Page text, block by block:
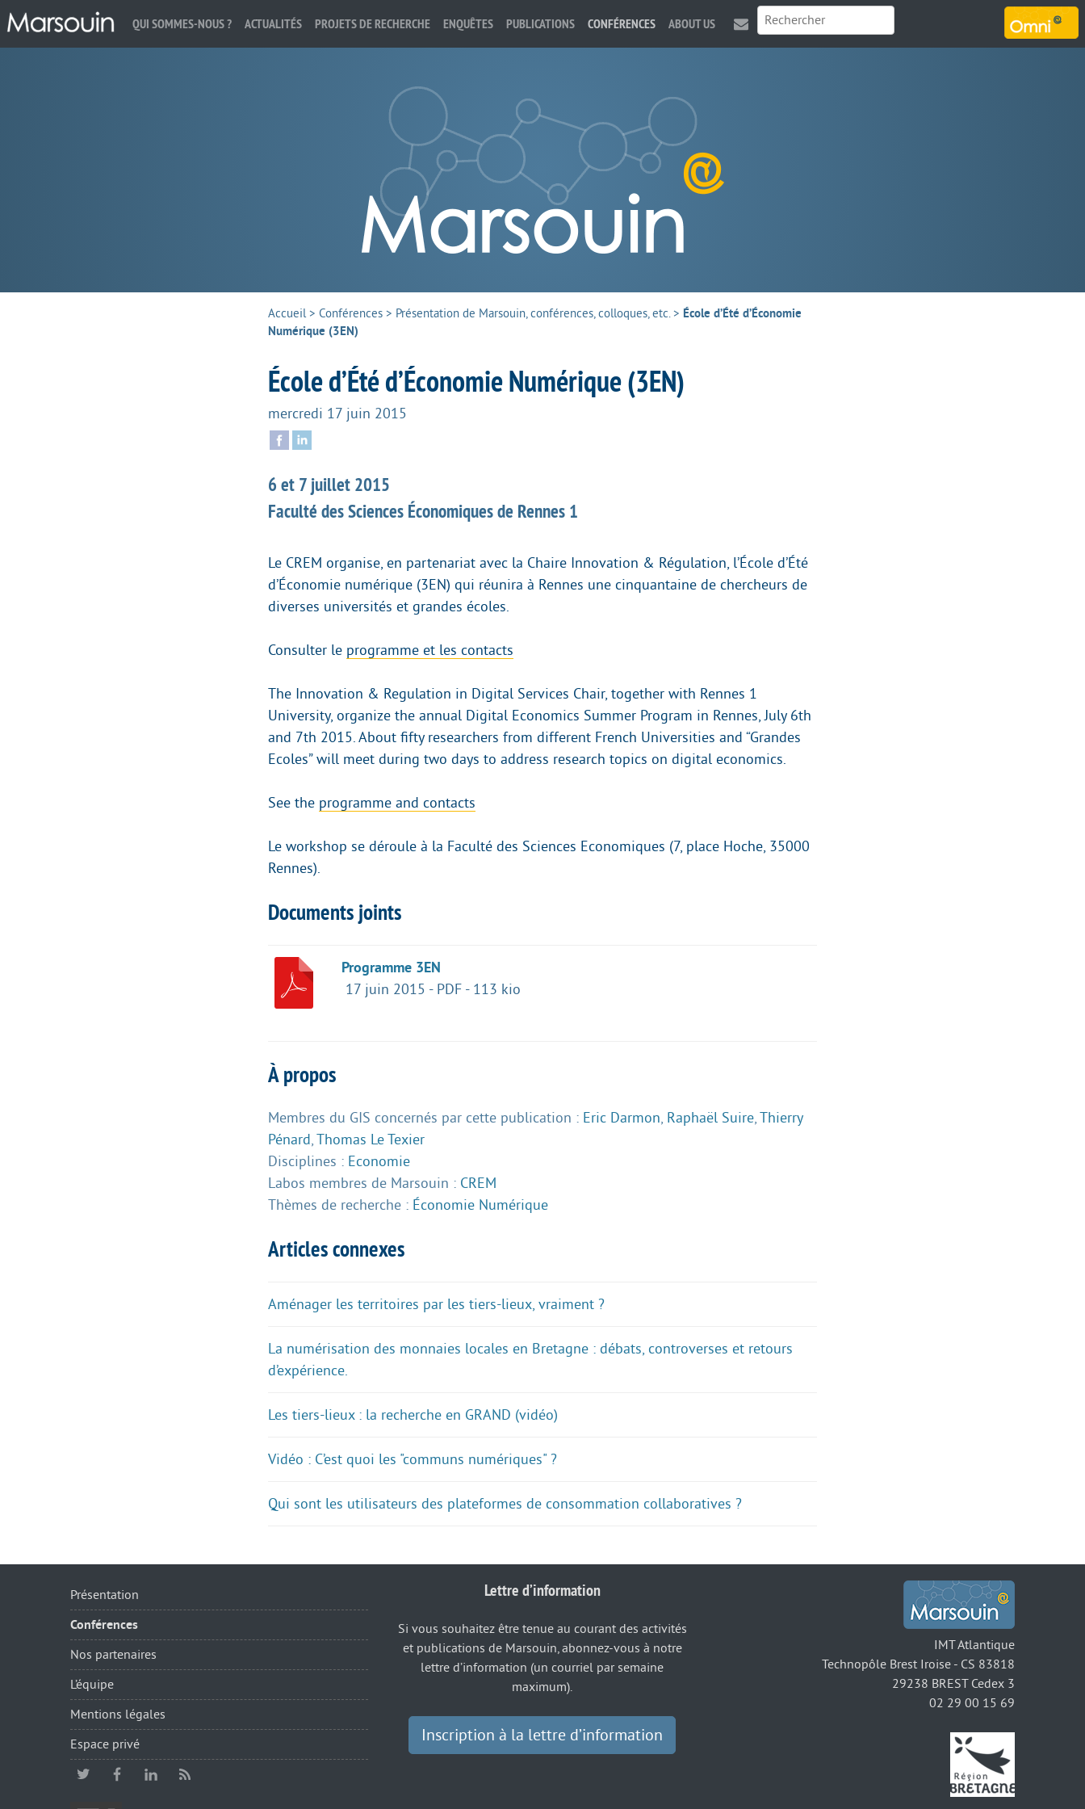
QUI SOMMES-NOUS ? ACTUALITÉS PROJETS DE RECHERCHE ENQUÊTES PUBLICATIONS CONFÉRENCES ABOUT US
Accueil> Conférences > Présentation de Marsouin, conférences, colloques, etc.> École d’Été d’Économie
Numérique (3EN)
École d’Été d’Économie Numérique (3EN)
mercredi 17 juin 2015
6 et 7 juillet 2015
Faculté des Sciences Économiques de Rennes 1
Le CREM organise, en partenariat avec la Chaire Innovation & Régulation, l’École d’Été
d’Économie numérique (3EN) qui réunira à Rennes une cinquantaine de chercheurs de
diverses universités et grandes écoles.
Consulter le programme et les contacts
The Innovation & Regulation in Digital Services Chair, together with Rennes 1
University, organize the annual Digital Economics Summer Program in Rennes, July 6th
and 7th 2015. About fifty researchers from different French Universities and “Grandes
Ecoles” will meet during two days to address research topics on digital economics.
See the programme and contacts
Le workshop se déroule à la Faculté des Sciences Economiques (7, place Hoche, 35000
Rennes).
Documents joints
Programme 3EN
17 juin 2015 - PDF - 113 kio
À propos
Membres du GIS concernés par cette publication : Eric Darmon, Raphaël Suire, Thierry
Pénard, Thomas Le Texier
Disciplines : Economie
Labos membres de Marsouin : CREM
Thèmes de recherche : Économie Numérique
Articles connexes
Aménager les territoires par les tiers-lieux, vraiment ?
La numérisation des monnaies locales en Bretagne : débats, controverses et retours
d’expérience.
Les tiers-lieux : la recherche en GRAND (vidéo)
Vidéo : C’est quoi les "communs numériques" ?
Qui sont les utilisateurs des plateformes de consommation collaboratives ?
Présentation
Conférences
Nos partenaires
L’équipe
Mentions légales
Espace privé
Lettre d’information
Si vous souhaitez être tenue au courant des activités
et publications de Marsouin, abonnez-vous à notre
lettre d’information (un courriel par semaine
maximum).
Inscription à la lettre d’information
IMT Atlantique
Technopôle Brest Iroise - CS 83818
29238 BREST Cedex 3
02 29 00 15 69